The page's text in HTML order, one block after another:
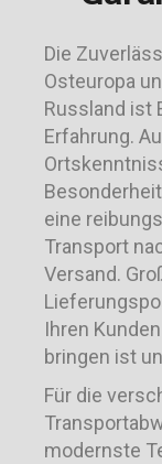
Die
Osteuropa
Russland ist
Erfahrung.
eine
Transport
Versand.
Ihren
bringen ist
Für die
modernste